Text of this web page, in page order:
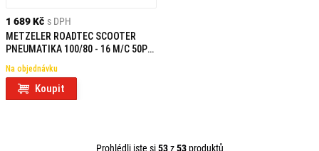
1 689 Kč s DPH
METZELER ROADTEC SCOOTER
PNEUMATIKA 100/80 - 16 M/C 50P
Na objednávku
Koupit
Prohlédli jste si53z53produktů